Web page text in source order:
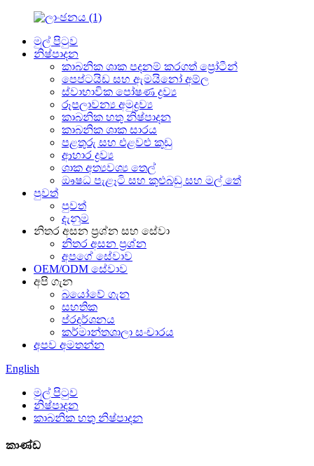
මුල් පිටුව
නිෂ්පාදන
කාබනික ශාක පදනම් කරගත් ප්‍රෝටීන්
පෙප්ටයිඩ සහ ඇමයිනෝ අම්ල
ස්වාභාවික පෝෂණ ද්‍රව්‍ය
රූපලාවන්‍ය අමුද්‍රව්‍ය
කාබනික හතු නිෂ්පාදන
කාබනික ශාක සාරය
පළතුරු සහ එළවළු කුඩු
ආහාර ද්‍රව්‍ය
ශාක අත්‍යවශ්‍ය තෙල්
ඖෂධ පැළෑටි සහ කුළුබඩු සහ මල් තේ
පුවත්
පුවත්
දැනුම
නිතර අසන ප්‍රශ්න සහ සේවා
නිතර අසන ප්‍රශ්න
අපගේ සේවාව
OEM/ODM සේවාව
අපි ගැන
බයෝවේ ගැන
සහතික
ප්රදර්ශනය
කර්මාන්තශාලා සංචාරය
අපව අමතන්න
English
මුල් පිටුව
නිෂ්පාදන
කාබනික හතු නිෂ්පාදන
කාණ්ඩ